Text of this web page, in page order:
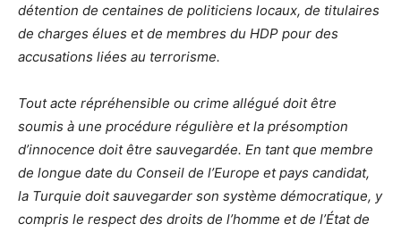
détention de centaines de politiciens locaux, de titulaires
de charges élues et de membres du HDP pour des
accusations liées au terrorisme.
Tout acte répréhensible ou crime allégué doit être
soumis à une procédure régulière et la présomption
d’innocence doit être sauvegardée. En tant que membre
de longue date du Conseil de l’Europe et pays candidat,
la Turquie doit sauvegarder son système démocratique, y
compris le respect des droits de l’homme et de l’État de